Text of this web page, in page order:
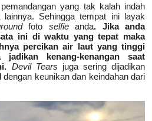
yang tak kalah indah
Sehingga tempat ini layak
foto selfieanda. Jika anda
ini di waktu yang tepat maka
percikan air laut yang tinggi
kenang-kenangan saat
Devil Tears juga sering dijadikan
keunikan dan keindahan dari